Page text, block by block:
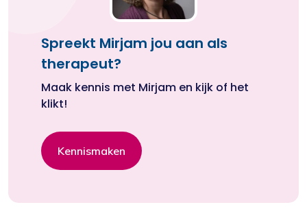
Spreekt Mirjam jou aan als
therapeut?
Maak kennis met Mirjam en kijk of het
klikt!
Kennismaken